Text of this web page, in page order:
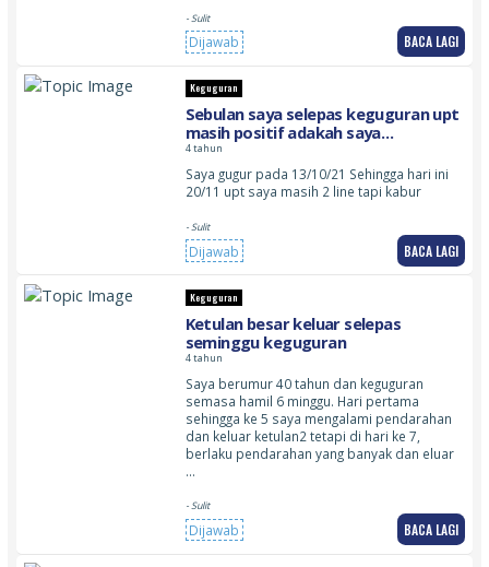
- Sulit
Dijawab BACA LAGI
Keguguran
Sebulan saya selepas keguguran upt
masih positif adakah saya
mengandung lagi?
4 tahun
Saya gugur pada 13/10/21 Sehingga hari ini
20/11 upt saya masih 2 line tapi kabur
- Sulit
Dijawab BACA LAGI
Keguguran
Ketulan besar keluar selepas
seminggu keguguran
4 tahun
Saya berumur 40 tahun dan keguguran
semasa hamil 6 minggu. Hari pertama
sehingga ke 5 saya mengalami pendarahan
dan keluar ketulan2 tetapi di hari ke 7,
berlaku pendarahan yang banyak dan eluar
…
- Sulit
Dijawab BACA LAGI